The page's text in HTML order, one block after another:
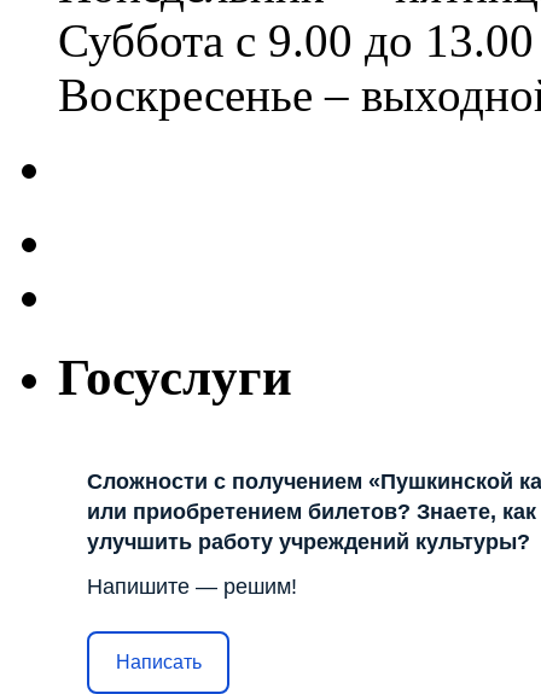
Суббота с 9.00 до 13.00
Воскресенье –
Госуслуги
Сложности с получением «Пушкинской
или приобретением билетов? Знаете, как
улучшить работу учреждений культуры?
Напишите — решим!
Написать